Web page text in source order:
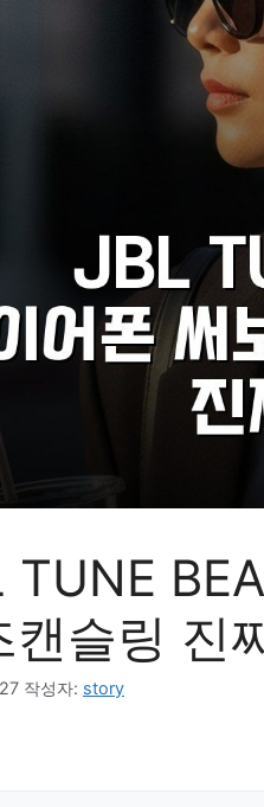
TUNE
캔슬링 진
작성자: story